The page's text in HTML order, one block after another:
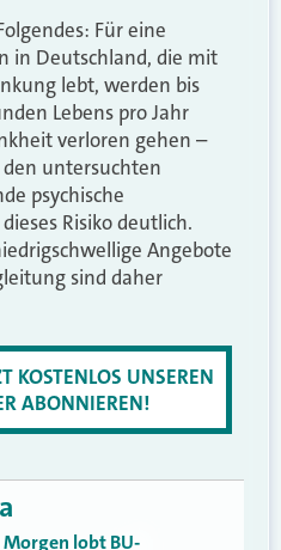
Für eine
in Deutschland, die mit
lebt, werden bis
Lebens pro Jahr
verloren gehen –
untersuchten
psychische
Risiko deutlich.
Angebote
sind daher
KOSTENLOS UNSEREN
ABONNIEREN!
lobt BU-